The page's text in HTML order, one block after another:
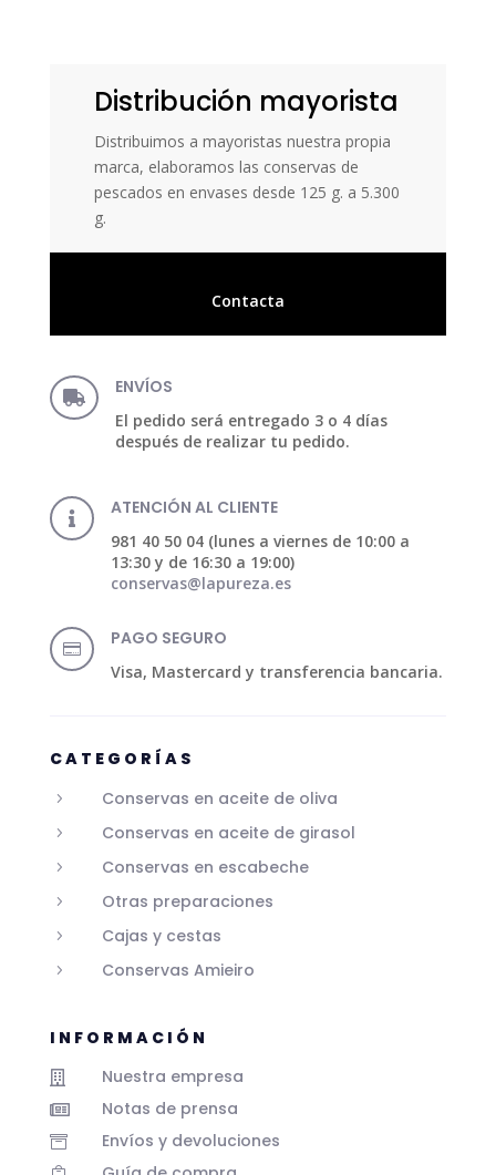
Distribución mayorista
Distribuimos a mayoristas nuestra propia
marca, elaboramos las conservas de
pescados en envases desde 125 g. a 5.300
g.
Contacta
 ENVÍOS
El pedido será entregado 3 o 4 días
después de realizar tu pedido.
 ATENCIÓN AL CLIENTE
981 40 50 04 (lunes a viernes de 10:00 a
13:30 y de 16:30 a 19:00)
conservas@lapureza.es
 PAGO SEGURO
Visa, Mastercard y transferencia bancaria.
CATEGORÍAS
5 Conservas en aceite de oliva
5 Conservas en aceite de girasol
5 Conservas en escabeche
5 Otras preparaciones
5 Cajas y cestas
5 Conservas Amieiro
INFORMACIÓN
 Nuestra empresa
 Notas de prensa
 Envíos y devoluciones